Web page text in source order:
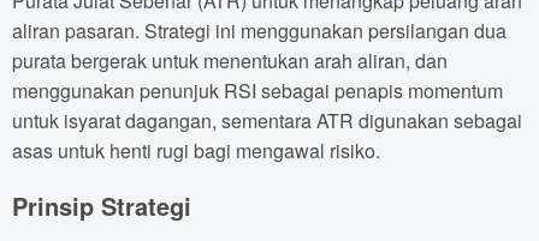
aliran pasaran. Strategi ini menggunakan persilangan dua
purata bergerak untuk menentukan arah aliran, dan
menggunakan penunjuk RSI sebagai penapis momentum
untuk isyarat dagangan, sementara ATR digunakan sebagai
asas untuk henti rugi bagi mengawal risiko.
Prinsip Strategi